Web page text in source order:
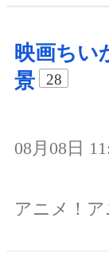
映画ちい
景
28
08月08日
アニメ！ア